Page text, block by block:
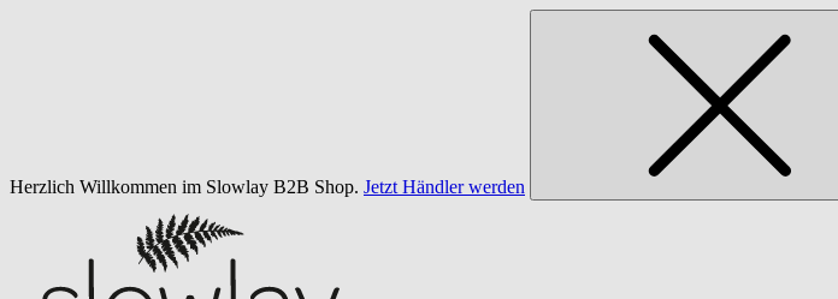
Herzlich Willkommen im Slowlay B2B Shop. Jetzt Händler werden